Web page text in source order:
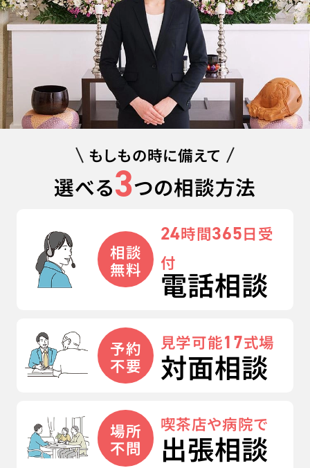
もしもの時に備えて
選べる3つの相談方法
相談
無料
24時間365日受
付
電話相談
予約
不要
見学可能17式場
対面相談
場所
不問
喫茶店や病院で
出張相談